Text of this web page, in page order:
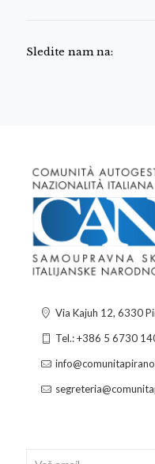
Sledite nam na:
Via Kajuh 12, 6330
Tel.: +386 5 6730